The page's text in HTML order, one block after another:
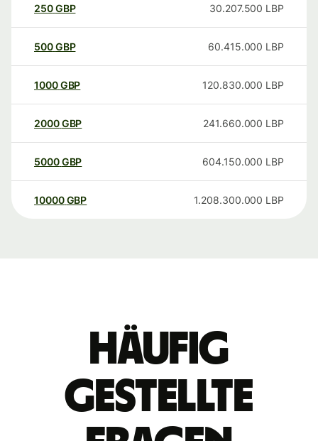
250GBP 30.207.500 LBP
500GBP 60.415.000 LBP
1000GBP 120.830.000 LBP
2000GBP 241.660.000 LBP
5000GBP 604.150.000 LBP
10000 GBP 1.208.300.000 LBP
Häufig
gestellte